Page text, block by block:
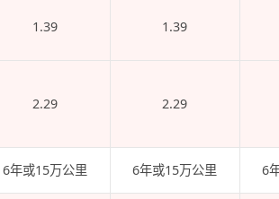
1.39 1.39
2.29 2.29
6年或15万公里 6年或15万公里 6